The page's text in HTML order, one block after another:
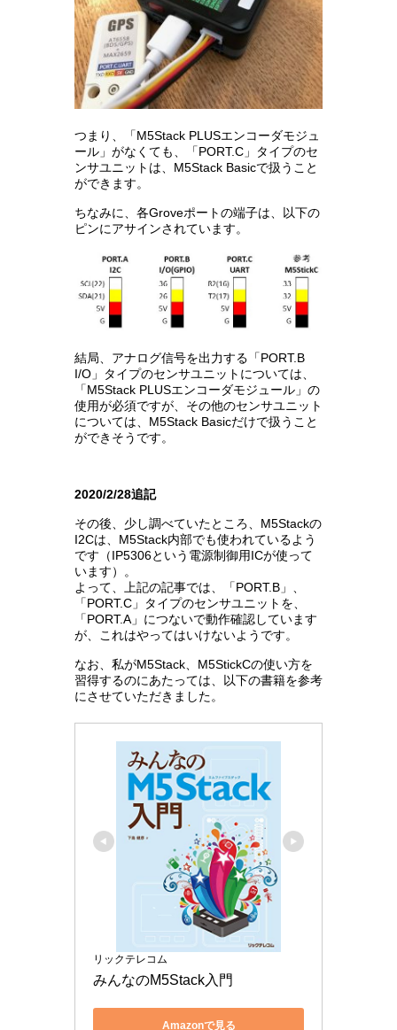
つまり、「M5Stack PLUSエンコーダモジュ
ール」がなくても、「PORT.C」タイプのセ
ンサユニットは、M5Stack Basicで扱うこと
ができます。
ちなみに、各Groveポートの端子は、以下の
ピンにアサインされています。
結局、アナログ信号を出力する「PORT.B
I/O」タイプのセンサユニットについては、
「M5Stack PLUSエンコーダモジュール」の
使用が必須ですが、その他のセンサユニット
については、M5Stack Basicだけで扱うこと
ができそうです。
2020/2/28追記
その後、少し調べていたところ、M5Stackの
I2Cは、M5Stack内部でも使われているよう
です（IP5306という電源制御用ICが使って
います）。
よって、上記の記事では、「PORT.B」、
「PORT.C」タイプのセンサユニットを、
「PORT.A」につないで動作確認しています
が、これはやってはいけないようです。
なお、私がM5Stack、M5StickCの使い方を
習得するのにあたっては、以下の書籍を参考
にさせていただきました。
リックテレコム
みんなのM5Stack入門
Amazonで見る